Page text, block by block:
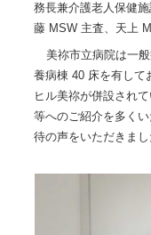
務長兼介護老人保健
藤 MSW 主査、天上
美祢市立病院は一
養病棟 40 床を有して
ヒル美祢が併設され
等へのご紹介を多く
待の声をいただきまし